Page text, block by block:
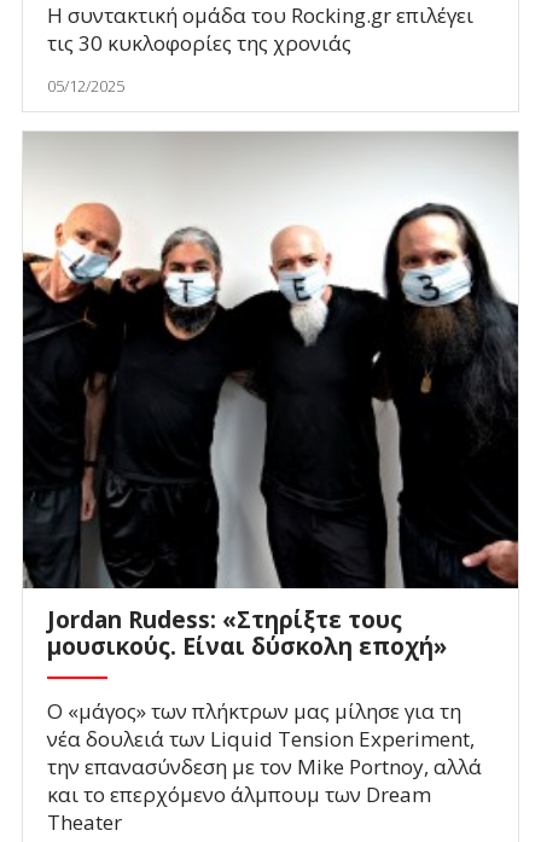
Η συντακτική ομάδα του Rocking.gr επιλέγει
τις 30 κυκλοφορίες της χρονιάς
05/12/2025
Jordan Rudess: «Στηρίξτε τους
μουσικούς. Είναι δύσκολη εποχή»
Ο «μάγος» των πλήκτρων μας μίλησε για τη
νέα δουλειά των Liquid Tension Experiment,
την επανασύνδεση με τον Mike Portnoy, αλλά
και το επερχόμενο άλμπουμ των Dream
Theater